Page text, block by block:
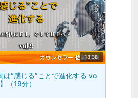
18:38
は“感じる”ことで進化する vo
（19分）